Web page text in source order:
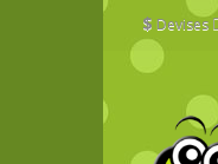
$ Devises